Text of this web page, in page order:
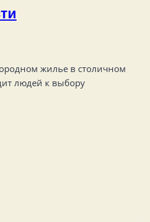
жилье в столичном
людей к выбору